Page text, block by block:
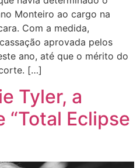
Monteiro ao cargo na
Com a medida,
aprovada pelos
ano, até que o mérito do
[…]
Tyler, a
“Total Eclipse